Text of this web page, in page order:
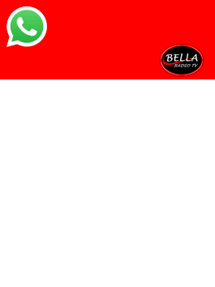
Salta al contenuto